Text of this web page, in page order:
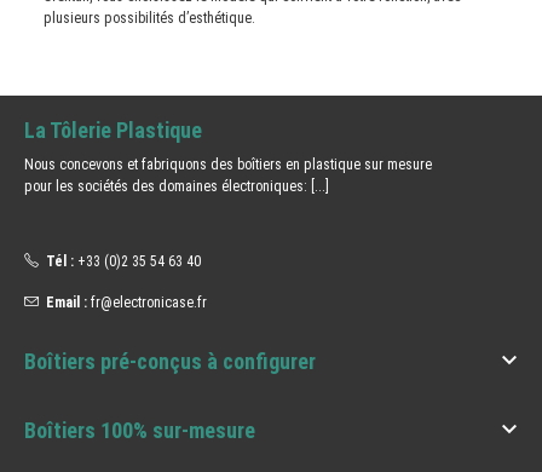
plusieurs possibilités d’esthétique.
La Tôlerie Plastique
Nous concevons et fabriquons des boîtiers en plastique sur mesure
pour les sociétés des domaines électroniques: [...]
Tél : +33 (0)2 35 54 63 40
Email : fr@electronicase.fr
Boîtiers pré-conçus à configurer 
Boîtiers 100% sur-mesure 